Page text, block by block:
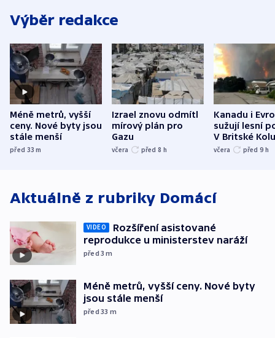
Výběr redakce
Méně metrů, vyšší
ceny. Nové byty jsou
stále menší
před 33m
Izrael znovu odmítl
mírový plán pro
Gazu
včera před 8 h
Kanadu i
sužují lesní
V Britské
evakuovali
včera před 9 h
Aktuálně z rubriky Domácí
VIDEO
Rozšíření asistované
reprodukce u ministerstev naráží
před 3m
Méně metrů, vyšší ceny. Nové byty
jsou stále menší
před 33 m